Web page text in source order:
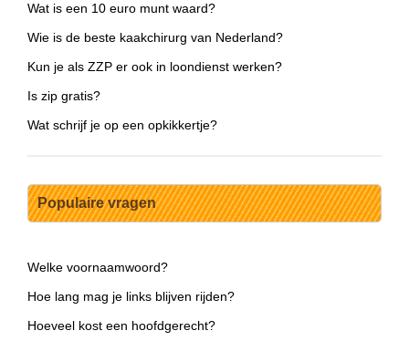
Wat is een 10 euro munt waard?
Wie is de beste kaakchirurg van Nederland?
Kun je als ZZP er ook in loondienst werken?
Is zip gratis?
Wat schrijf je op een opkikkertje?
Populaire vragen
Welke voornaamwoord?
Hoe lang mag je links blijven rijden?
Hoeveel kost een hoofdgerecht?